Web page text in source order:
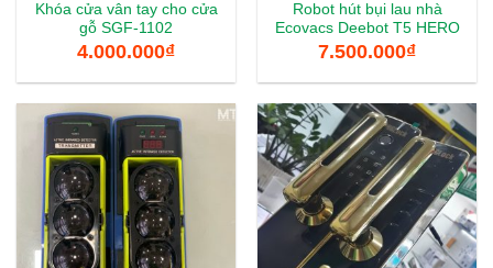
Khóa cửa vân tay cho cửa
gỗ SGF-1102
4.000.000₫
Robot hút bụi lau nhà
Ecovacs Deebot T5 HERO
7.500.000₫